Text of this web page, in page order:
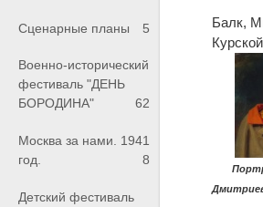
Сценарные планы 5
Военно-исторический
фестиваль "ДЕНЬ
БОРОДИНА"
62
Москва за нами. 1941
год.
8
Детский фестиваль
Балк,